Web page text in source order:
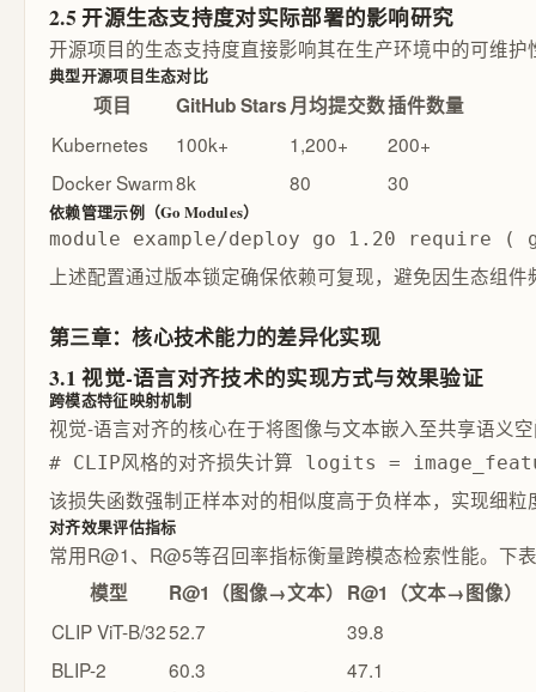
2.5 开源生态支持度对实际部署的影响研究
开源项目的生态支持度直接影响其在生产环境中的可维
典型开源项目生态对比
项目 GitHub Stars月均提交数插件数量
Kubernetes
100k+ 1,200+
200+
Docker Swarm8k 80 30
依赖管理示例（Go Modules）
module example/deploy go 1.20 require
上述配置通过版本锁定确保依赖可复现，避免因生态组
第三章：核心技术能力的差异化实现
3.1 视觉-语言对齐技术的实现方式与效果验证
跨模态特征映射机制
视觉-语言对齐的核心在于将图像与文本嵌入至共享语义
# CLIP风格的对齐损失计算 logits =
该损失函数强制正样本对的相似度高于负样本，实现细粒
对齐效果评估指标
常用R@1、R@5等召回率指标衡量跨模态检索性能。下
模型
R@1（图像→文本） R@1（文本→图像）
CLIP ViT-B/3252.7
39.8
BLIP-2
60.3 47.1